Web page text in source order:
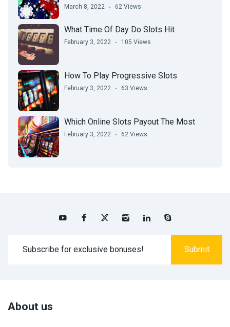
March 8, 2022 62 Views
What Time Of Day Do Slots Hit
February 3, 2022 105 Views
How To Play Progressive Slots
February 3, 2022 63 Views
Which Online Slots Payout The Most
February 3, 2022 62 Views
About us